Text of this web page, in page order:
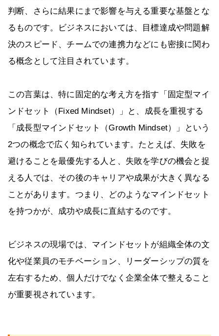
判断、さらに結果にまで影響を与える重要な基盤とな
るものです。ビジネスにおいては、目標達成や問題解
決のスピード、チームでの連携力などにも密接に関わ
る概念として注目されています。
この言葉は、特に固定的な考え方を指す「固定型マイ
ンドセット（Fixed Mindset）」と、成長を重視する
「成長型マインドセット（Growth Mindset）」という
2つの概念で広く知られています。たとえば、失敗を
避けることを最優先する人と、失敗を学びの機会と捉
える人では、その後のキャリアや成果が大きく異なる
ことがあります。つまり、どのようなマインドセット
を持つかが、成功や成長に直結するのです。
ビジネスの現場では、マインドセットが組織全体の文
化や従業員のモチベーション、リーダーシップの質を
左右するため、個人だけでなく企業全体で整えること
が重要視されています。